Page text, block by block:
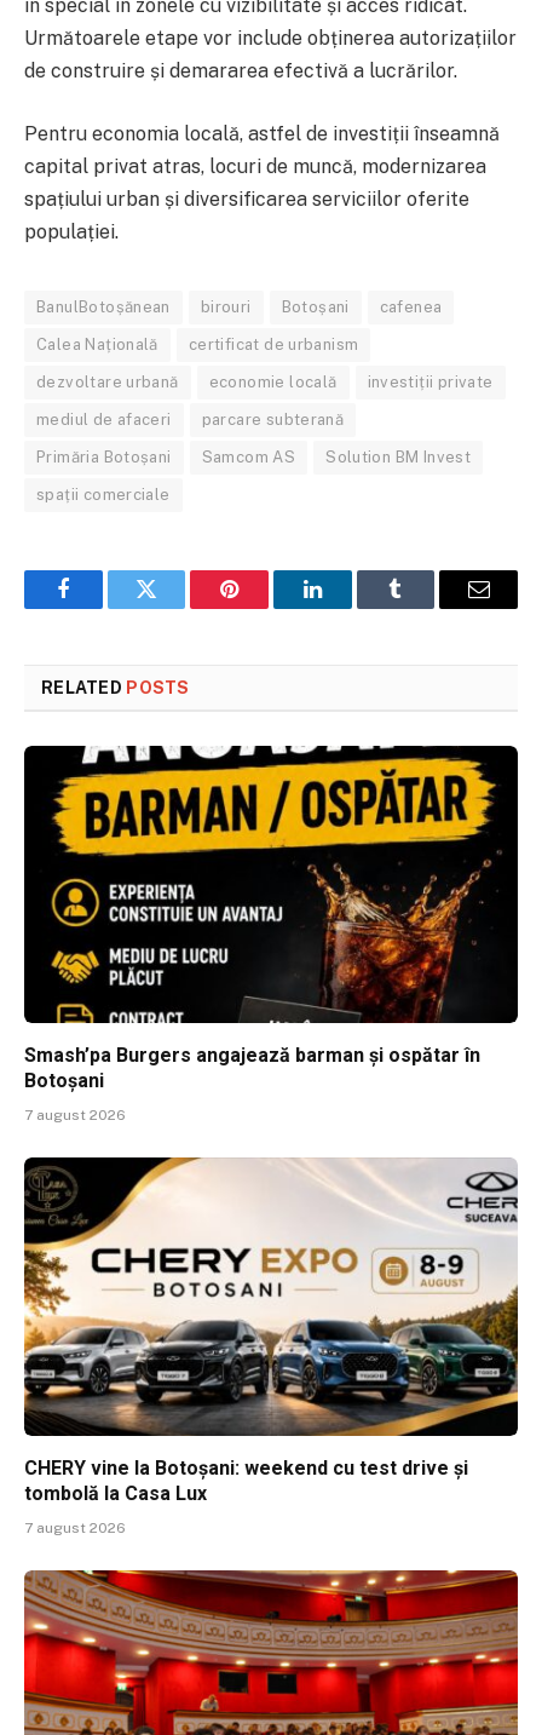
în special în zonele cu vizibilitate și acces ridicat.
Următoarele etape vor include obținerea autorizațiilor
de construire și demararea efectivă a lucrărilor.
Pentru economia locală, astfel de investiții înseamnă
capital privat atras, locuri de muncă, modernizarea
spațiului urban și diversificarea serviciilor oferite
populației.
BanulBotoșănean birouri Botoșani cafenea
Calea Națională certificat de urbanism
dezvoltare urbană economie locală investiții private
mediul de afaceri parcare subterană
Primăria Botoșani Samcom AS Solution BM Invest
spații comerciale
FacebookTwitter Pinterest LinkedInTumblr Email
RELATED POSTS
Smash’pa Burgers angajează barman și ospătar în
Botoșani
7 august 2026
CHERY vine la Botoșani: weekend cu test drive și
tombolă la Casa Lux
7 august 2026